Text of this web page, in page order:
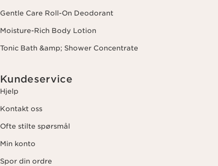
Gentle Care Roll-On Deodorant
Moisture-Rich Body Lotion
Tonic Bath &amp; Shower Concentrate
Kundeservice
Hjelp
Kontakt oss
Ofte stilte spørsmål
Min konto
Spor din ordre